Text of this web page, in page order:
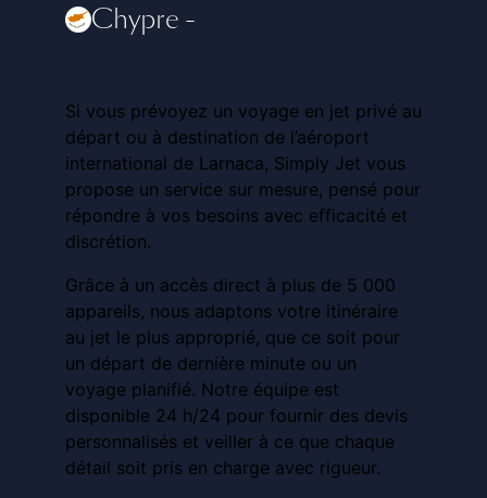
Chypre -
Si vous prévoyez un voyage en jet privé au
départ ou à destination de l’aéroport
international de Larnaca, Simply Jet vous
propose un service sur mesure, pensé pour
répondre à vos besoins avec efficacité et
discrétion.
Grâce à un accès direct à plus de 5 000
appareils, nous adaptons votre itinéraire
au jet le plus approprié, que ce soit pour
un départ de dernière minute ou un
voyage planifié. Notre équipe est
disponible 24 h/24 pour fournir des devis
personnalisés et veiller à ce que chaque
détail soit pris en charge avec rigueur.